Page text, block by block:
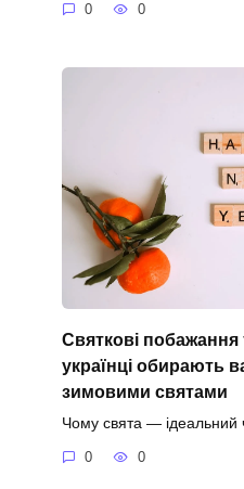
0 0
Святкові побажання
українці обирають
зимовими святами
Чому свята — ідеальний
0 0